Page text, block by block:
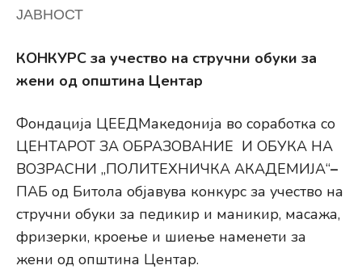
ЈАВНОСТ
КОНКУРС за учество на стручни обуки за
жени од општина Центар
Фондација ЦЕЕДМакедонија во соработка со
ЦЕНТАРОТ ЗА ОБРАЗОВАНИЕ И ОБУКА НА
ВОЗРАСНИ „ПОЛИТЕХНИЧКА АКАДЕМИЈА“–
ПАБ од Битола објавува конкурс за учество на
стручни обуки за педикир и маникир, масажа,
фризерки, кроење и шиење наменети за
жени од општина Центар.